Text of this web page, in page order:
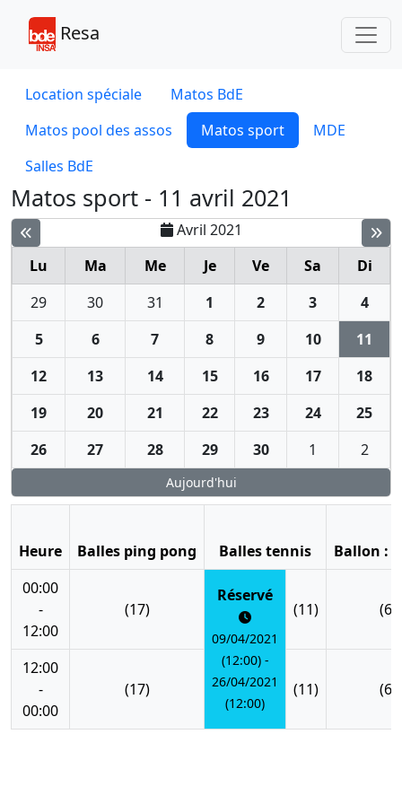
Resa
Location spéciale
Matos BdE
Matos pool des assos
Matos sport
MDE
Salles BdE
Matos sport - 11 avril 2021
Avril 2021
Lu
Ma Me Je Ve Sa
Di
29
30 31 1 2 3
4
5
6 7 8 9 10
11
12
13 14 15 16 17
18
19
20 21 22 23 24
25
26
27 28 29 30 1 2
Aujourd'hui
Heure Balles ping pong Balles tennis
Ballon :
00:00
-
12:00
(17)
Réservé
09/04/2021
(12:00) -
26/04/2021
(12:00)
(11) (6)
12:00
-
00:00
(17) (11) (6)